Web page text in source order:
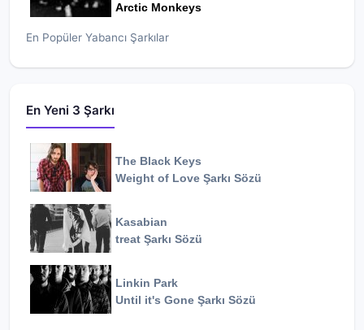
Arctic Monkeys
En Popüler Yabancı Şarkılar
En Yeni 3 Şarkı
The Black Keys
Weight of Love Şarkı Sözü
Kasabian
treat Şarkı Sözü
Linkin Park
Until it's Gone Şarkı Sözü